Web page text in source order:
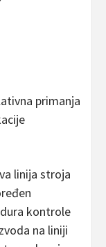
primanja
linija stroja
kontrole
na liniji